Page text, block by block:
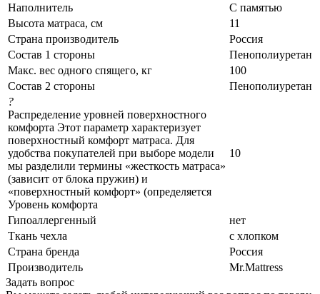
Наполнитель
С памятью
Высота матраса, см
11
Страна производитель
Россия
Состав 1 стороны
Пенополиуретан
Макс. вес одного спящего, кг
100
Состав 2 стороны
Пенополиуретан
?
Распределение уровней поверхностного
комфорта Этот параметр характеризует
поверхностный комфорт матраса. Для
удобства покупателей при выборе модели
мы разделили термины «жесткость матраса»
(зависит от блока пружин) и
«поверхностный комфорт» (определяется
Уровень комфорта
10
Гипоаллергенный
нет
Ткань чехла
с хлопком
Страна бренда
Россия
Производитель
Mr.Mattress
Задать вопрос